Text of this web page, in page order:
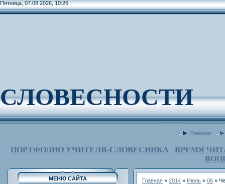
Пятница, 07.08.2026, 10:26
СЛОВЕСНОСТИ
Главная
ПОРТФОЛИО УЧИТЕЛЯ-СЛОВЕСНИКА
ВРЕМЯ
МЕНЮ САЙТА Главная » 2014 » Июль » 06 »